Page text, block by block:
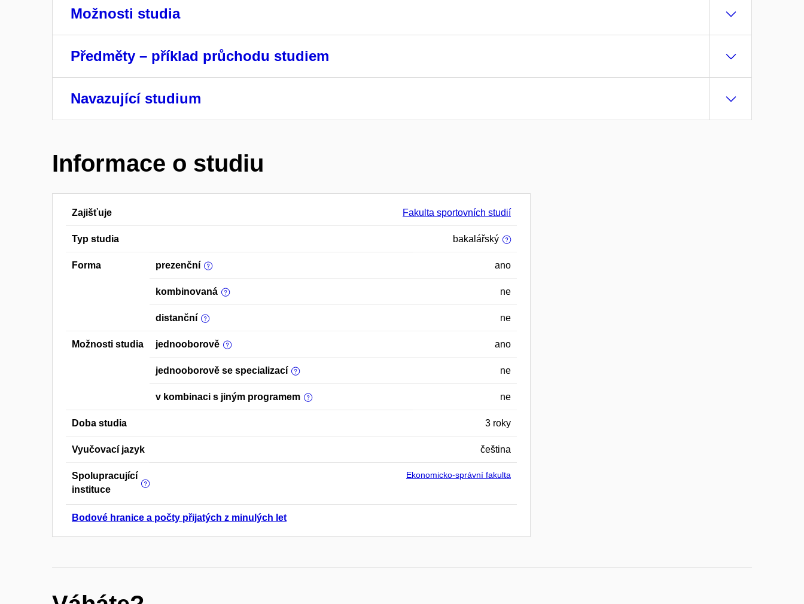
Možnosti studia
Předměty – příklad průchodu studiem
Navazující studium
Informace o studiu
Zajišťuje Fakulta sportovních studií
Typ studia bakalářský
Forma prezenční ano
kombinovaná ne
distanční ne
Možnosti studia jednooborově ano
jednooborově se specializací ne
v kombinaci s jiným programem ne
Doba studia 3 roky
Vyučovací jazyk čeština
Spolupracující
instituce
Ekonomicko-správní fakulta
Bodové hranice a počty přijatých z minulých let